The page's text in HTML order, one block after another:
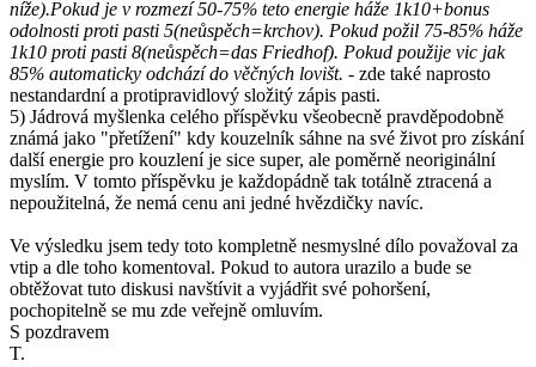
níže).Pokud je v rozmezí 50-75% teto energie háže 1k10+bonus
odolnosti proti pasti 5(neůspěch=krchov). Pokud požil 75-85% háže
1k10 proti pasti 8(neůspěch=das Friedhof). Pokud použije vic jak
85% automaticky odchází do věčných lovišt. - zde také naprosto
nestandardní a protipravidlový složitý zápis pasti.
5) Jádrová myšlenka celého příspěvku všeobecně pravděpodobně
známá jako "přetížení" kdy kouzelník sáhne na své život pro získání
další energie pro kouzlení je sice super, ale poměrně neoriginální
myslím. V tomto příspěvku je každopádně tak totálně ztracená a
nepoužitelná, že nemá cenu ani jedné hvězdičky navíc.
Ve výsledku jsem tedy toto kompletně nesmyslné dílo považoval za
vtip a dle toho komentoval. Pokud to autora urazilo a bude se
obtěžovat tuto diskusi navštívit a vyjádřit své pohoršení,
pochopitelně se mu zde veřejně omluvím.
S pozdravem
T.